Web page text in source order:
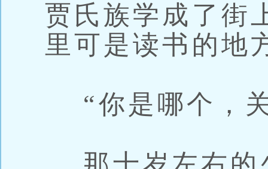
贾氏族学成了街
里可是读书的地
“你是哪个，